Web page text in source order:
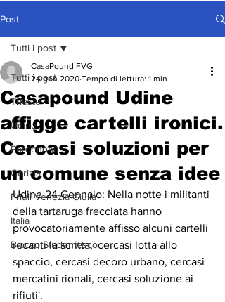
Post
Tutti i post
Trieste
Udine
Pordenone
Gorizia
Friuli Venezia Giulia
Italia
Blocco Studentesco
Tutti i post
Casapound Udine
affigge cartelli ironici.
Cercasi soluzioni per
un comune senza idee
CasaPound FVG
24 gen 2020 Tempo di lettura: 1 min
Udine 24 Gennaio: Nella notte i militanti
della tartaruga frecciata hanno
provocatoriamente affisso alcuni cartelli
recanti la scritta,' cercasi lotta allo
spaccio, cercasi decoro urbano, cercasi
mercatini rionali, cercasi soluzione ai
rifiuti'.